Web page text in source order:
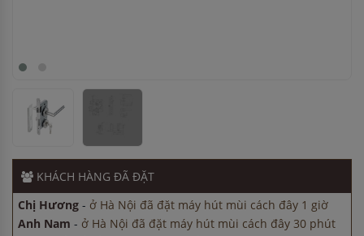
KHÁCH HÀNG ĐÃ ĐẶT
Chị Tuyết
Chị Tuyết
Anh Minh-ở Cần Thơ đã mua chậu vòi rửa bát cách đây 3
giờ
Chị Hương-ở Hà Nội đã đặt máy hút mùi cách đây 1 giờ
Anh Nam- ở Hà Nội đã đặt máy hút mùi cách đây 30 phút
Chị Tuyết - ở Cần Thơ đã mua bếp điện từ cách đây 15 phút